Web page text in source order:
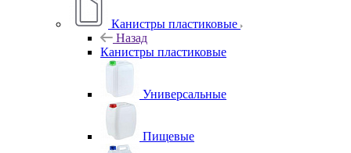
Канистры пластиковые
Назад
Канистры пластиковые
Универсальные
Пищевые